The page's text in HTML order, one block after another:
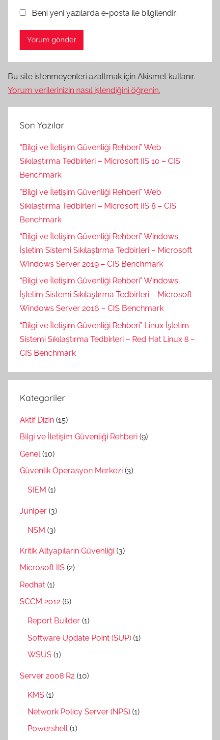
Beni yeni yazılarda e-posta ile bilgilendir.
Bu site istenmeyenleri azaltmak için Akismet kullanır.
Yorum verilerinizin nasıl işlendiğini öğrenin.
Son Yazılar
“Bilgi ve İletişim Güvenliği Rehberi” Web
Sıkılaştırma Tedbirleri – Microsoft IIS 10 – CIS
Benchmark
“Bilgi ve İletişim Güvenliği Rehberi” Web
Sıkılaştırma Tedbirleri – Microsoft IIS 8 – CIS
Benchmark
“Bilgi ve İletişim Güvenliği Rehberi” Windows
İşletim Sistemi Sıkılaştırma Tedbirleri – Microsoft
Windows Server 2019 – CIS Benchmark
“Bilgi ve İletişim Güvenliği Rehberi” Windows
İşletim Sistemi Sıkılaştırma Tedbirleri – Microsoft
Windows Server 2016 – CIS Benchmark
“Bilgi ve İletişim Güvenliği Rehberi” Linux İşletim
Sistemi Sıkılaştırma Tedbirleri – Red Hat Linux 8 –
CIS Benchmark
Kategoriler
Aktif Dizin (15)
Bilgi ve İletişim Güvenliği Rehberi (9)
Genel (10)
Güvenlik Operasyon Merkezi (3)
SIEM (1)
Juniper (3)
NSM (3)
Kritik Altyapıların Güvenliği (3)
Microsoft IIS (2)
Redhat (1)
SCCM 2012 (6)
Report Builder (1)
Software Update Point (SUP) (1)
WSUS (1)
Server 2008 R2 (10)
KMS (1)
Network Policy Server (NPS) (1)
Powershell(1)